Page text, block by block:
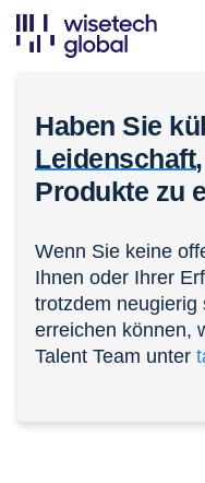
Haben Sie
Leidenschaft,
Produkte zu
Wenn Sie keine
Ihnen oder Ihrer
trotzdem neugierig
erreichen können,
Talent Team unter